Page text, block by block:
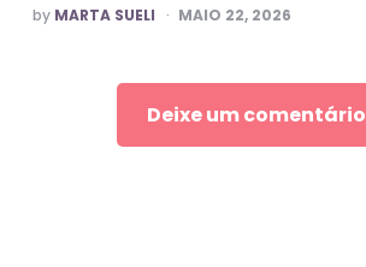
POSTED
BY
by MARTA SUELI MAIO 22, 2026
Deixe um comentário